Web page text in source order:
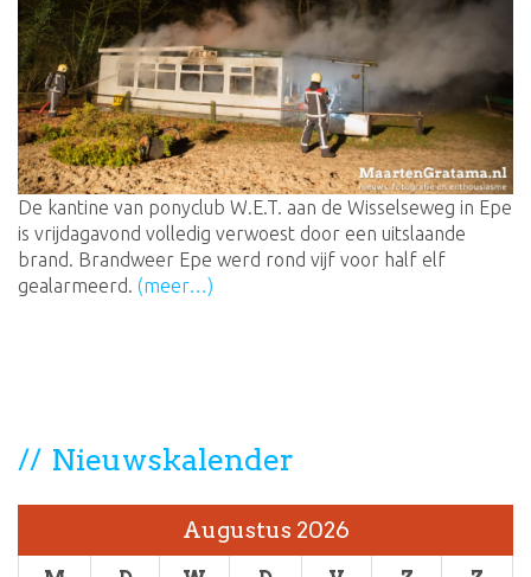
De kantine van ponyclub W.E.T. aan de Wisselseweg in Epe
is vrijdagavond volledig verwoest door een uitslaande
brand. Brandweer Epe werd rond vijf voor half elf
gealarmeerd. (meer…)
Nieuwskalender
Augustus 2026